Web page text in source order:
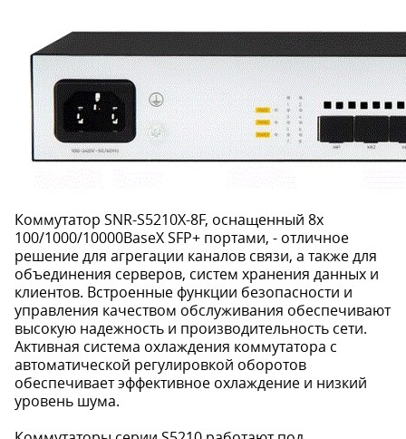
Коммутатор SNR-S5210X-8F, оснащенный 8x
100/1000/10000BaseX SFP+ портами, - отличное
решение для агрегации каналов связи, а также для
объединения серверов, систем хранения данных и
клиентов. Встроенные функции безопасности и
управления качеством обслуживания обеспечивают
высокую надежность и производительность сети.
Активная система охлаждения коммутатора с
автоматической регулировкой оборотов
обеспечивает эффективное охлаждение и низкий
уровень шума.